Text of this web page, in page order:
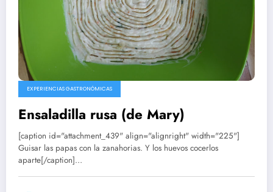
EXPERIENCIAS GASTRONÓMICAS
Ensaladilla rusa (de Mary)
[caption id="attachment_439" align="alignright" width="225"]
Guisar las papas con la zanahorias. Y los huevos cocerlos
aparte[/caption]…